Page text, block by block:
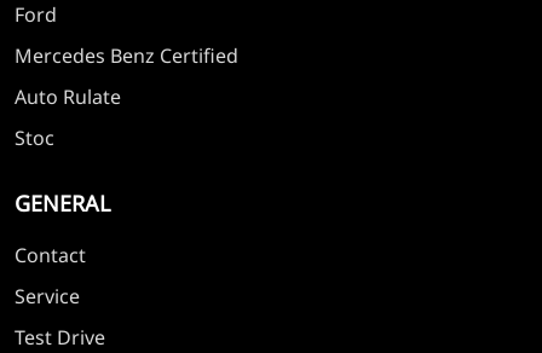
Ford
Mercedes Benz Certified
Auto Rulate
Stoc
GENERAL
Contact
Service
Test Drive